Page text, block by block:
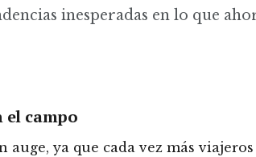
inesperadas en lo que
el campo
auge, ya que cada vez más